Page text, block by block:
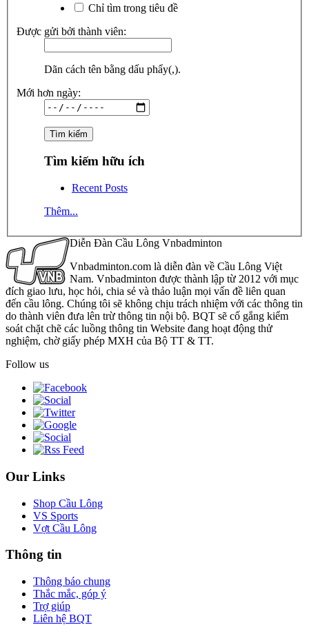
Chỉ tìm trong tiêu đề
Được gửi bởi thành viên:
Dãn cách tên bằng dấu phẩy(,).
Mới hơn ngày:
Tìm kiếm hữu ích
Recent Posts
Thêm...
Diễn Đàn Cầu Lông Vnbadminton
Vnbadminton.com là diễn đàn về Cầu Lông Việt
Nam. Vnbadminton được thành lập từ 2012 với mục
đích giao lưu, học hỏi, chia sẻ và thảo luận mọi vấn đề liên quan
đến cầu lông. Chúng tôi sẽ không chịu trách nhiệm với các thông tin
do thành viên đưa lên trừ thông tin nội bộ. BQT sẽ cố gắng kiểm
soát chặt chẽ các luồng thông tin Website đang hoạt động thử
nghiệm, chờ giấy phép MXH của Bộ TT & TT.
Follow us
Our Links
Shop Cầu Lông
VS Sports
Vợt Cầu Lông
Thông tin
Thông báo chung
Thắc mắc, góp ý
Trợ giúp
Liên hệ BQT